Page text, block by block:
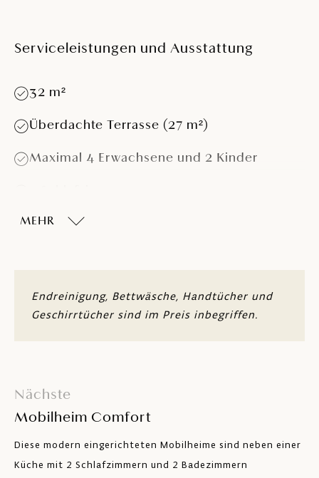
Serviceleistungen und Ausstattung
32 m²
Überdachte Terrasse (27 m²)
Maximal 4 Erwachsene und 2 Kinder
Schlafzimmerzimmer mit einem Bett (160 x
Sitzgarnitur (nutzbar als Zusatzbett 130 x
190 cm)
mit Gefrierfach, Geschirr, Mikrowelle,
Klimaanlage
MEHR
Endreinigung, Bettwäsche, Handtücher und
Geschirrtücher sind im Preis inbegriffen.
Nächste
Mobilheim Comfort
Diese modern eingerichteten Mobilheime sind neben einer
Küche mit 2 Schlafzimmern und 2 Badezimmern